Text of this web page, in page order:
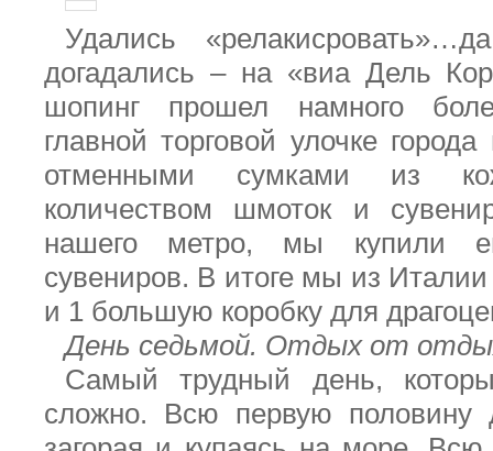
Удались
догадались – на «виа Дель
шопинг прошел намного
главной торговой улочке
отменными сумками из
количеством шмоток и
нашего метро, мы купили
сувениров. В итоге мы из
и 1 большую коробку для
День седьмой. Отдых от
Самый трудный день,
сложно. Всю первую